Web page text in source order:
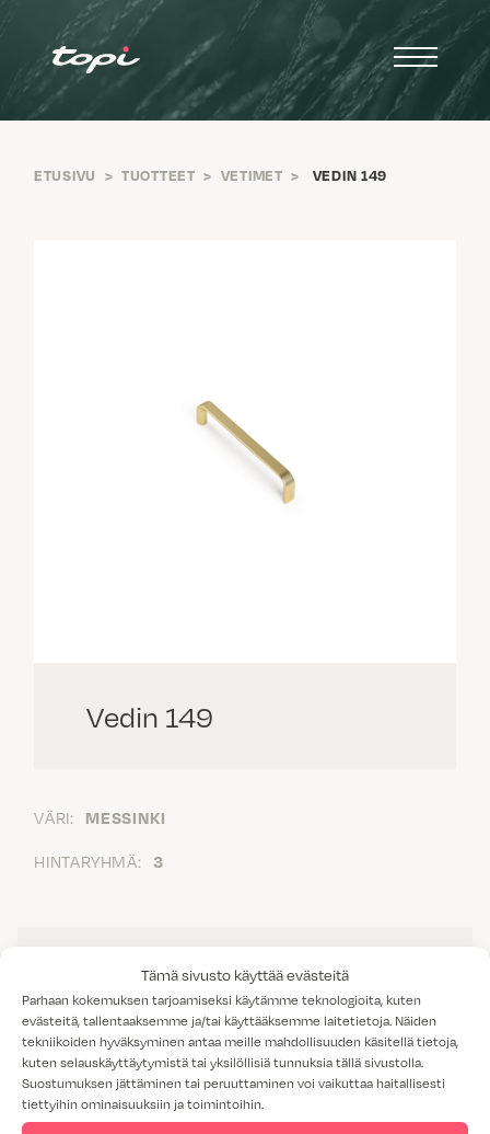
Tämä sivusto käyttää evästeitä
Parhaan kokemuksen tarjoamiseksi käytämme teknologioita, kuten
evästeitä, tallentaaksemme ja/tai käyttääksemme laitetietoja. Näiden
tekniikoiden hyväksyminen antaa meille mahdollisuuden käsitellä tietoja,
kuten selauskäyttäytymistä tai yksilöllisiä tunnuksia tällä sivustolla.
Suostumuksen jättäminen tai peruuttaminen voi vaikuttaa haitallisesti
tiettyihin ominaisuuksiin ja toimintoihin.
ETUSIVU > TUOTTEET > VETIMET > VEDIN 149
Vedin 149
VÄRI: MESSINKI
HINTARYHMÄ: 3
TUOTTEET